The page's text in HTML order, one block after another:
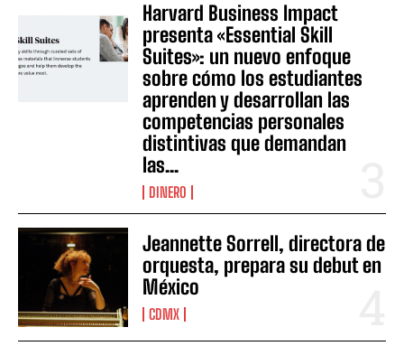
Harvard Business Impact
presenta «Essential Skill
Suites»: un nuevo enfoque
sobre cómo los estudiantes
aprenden y desarrollan las
competencias personales
distintivas que demandan
las...
DINERO
Jeannette Sorrell, directora de
orquesta, prepara su debut en
México
CDMX